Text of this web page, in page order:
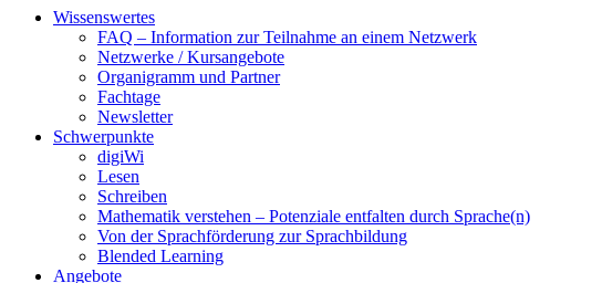
Wissenswertes
FAQ – Information zur Teilnahme an einem Netzwerk
Netzwerke / Kursangebote
Organigramm und Partner
Fachtage
Newsletter
Schwerpunkte
digiWi
Lesen
Schreiben
Mathematik verstehen – Potenziale entfalten durch Sprache(n)
Von der Sprachförderung zur Sprachbildung
Blended Learning
Angebote